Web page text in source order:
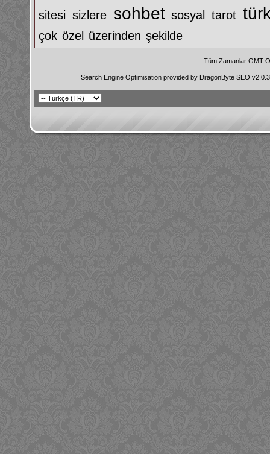
sitesi sizlere sohbet sosyal tarot
çok özel üzerinden şekilde
Tüm Zamanlar GMT
Search Engine Optimisation provided by DragonByte SEO